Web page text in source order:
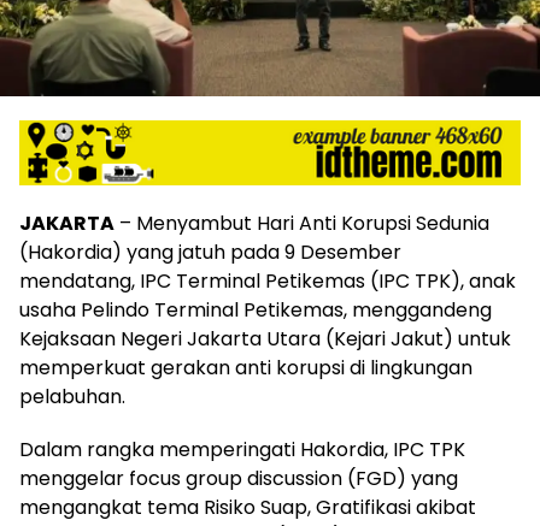
JAKARTA – Menyambut Hari Anti Korupsi Sedunia
(Hakordia) yang jatuh pada 9 Desember
mendatang, IPC Terminal Petikemas (IPC TPK), anak
usaha Pelindo Terminal Petikemas, menggandeng
Kejaksaan Negeri Jakarta Utara (Kejari Jakut) untuk
memperkuat gerakan anti korupsi di lingkungan
pelabuhan.
Dalam rangka memperingati Hakordia, IPC TPK
menggelar focus group discussion (FGD) yang
mengangkat tema Risiko Suap, Gratifikasi akibat